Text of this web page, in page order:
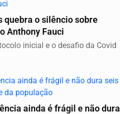
quebra o silêncio sobre
revelações do Caso Anthony Fauci
inicial e o desafio da Covid
ainda é frágil e não dura